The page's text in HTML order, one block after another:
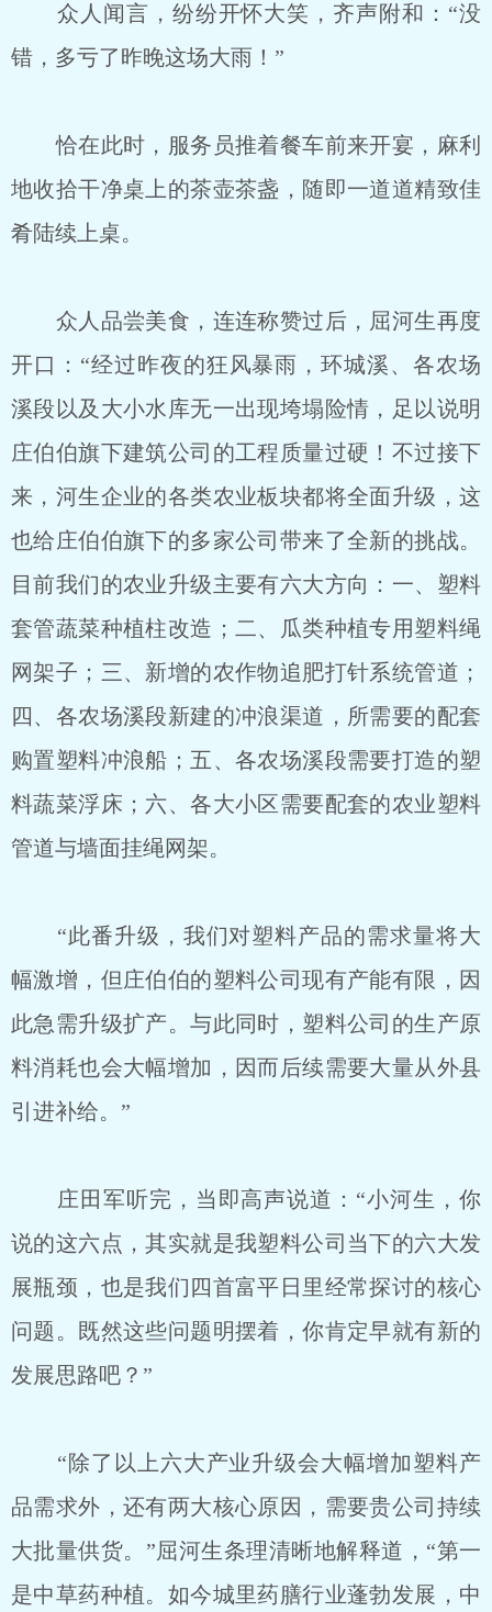
众人闻言，纷纷开怀大笑，齐声附和：“没
错，多亏了昨晚这场大雨！”
恰在此时，服务员推着餐车前来开宴，麻利
地收拾干净桌上的茶壶茶盏，随即一道道精致佳
肴陆续上桌。
众人品尝美食，连连称赞过后，屈河生再度
开口：“经过昨夜的狂风暴雨，环城溪、各农场
溪段以及大小水库无一出现垮塌险情，足以说明
庄伯伯旗下建筑公司的工程质量过硬！不过接下
来，河生企业的各类农业板块都将全面升级，这
也给庄伯伯旗下的多家公司带来了全新的挑战。
目前我们的农业升级主要有六大方向：一、塑料
套管蔬菜种植柱改造；二、瓜类种植专用塑料绳
网架子；三、新增的农作物追肥打针系统管道；
四、各农场溪段新建的冲浪渠道，所需要的配套
购置塑料冲浪船；五、各农场溪段需要打造的塑
料蔬菜浮床；六、各大小区需要配套的农业塑料
管道与墙面挂绳网架。
“此番升级，我们对塑料产品的需求量将大
幅激增，但庄伯伯的塑料公司现有产能有限，因
此急需升级扩产。与此同时，塑料公司的生产原
料消耗也会大幅增加，因而后续需要大量从外县
引进补给。”
庄田军听完，当即高声说道：“小河生，你
说的这六点，其实就是我塑料公司当下的六大发
展瓶颈，也是我们四首富平日里经常探讨的核心
问题。既然这些问题明摆着，你肯定早就有新的
发展思路吧？”
“除了以上六大产业升级会大幅增加塑料产
品需求外，还有两大核心原因，需要贵公司持续
大批量供货。”屈河生条理清晰地解释道，“第一
是中草药种植。如今城里药膳行业蓬勃发展，中